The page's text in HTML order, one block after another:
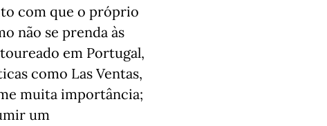
com que o próprio
não se prenda às
em Portugal,
como Las Ventas,
muita importância;
um